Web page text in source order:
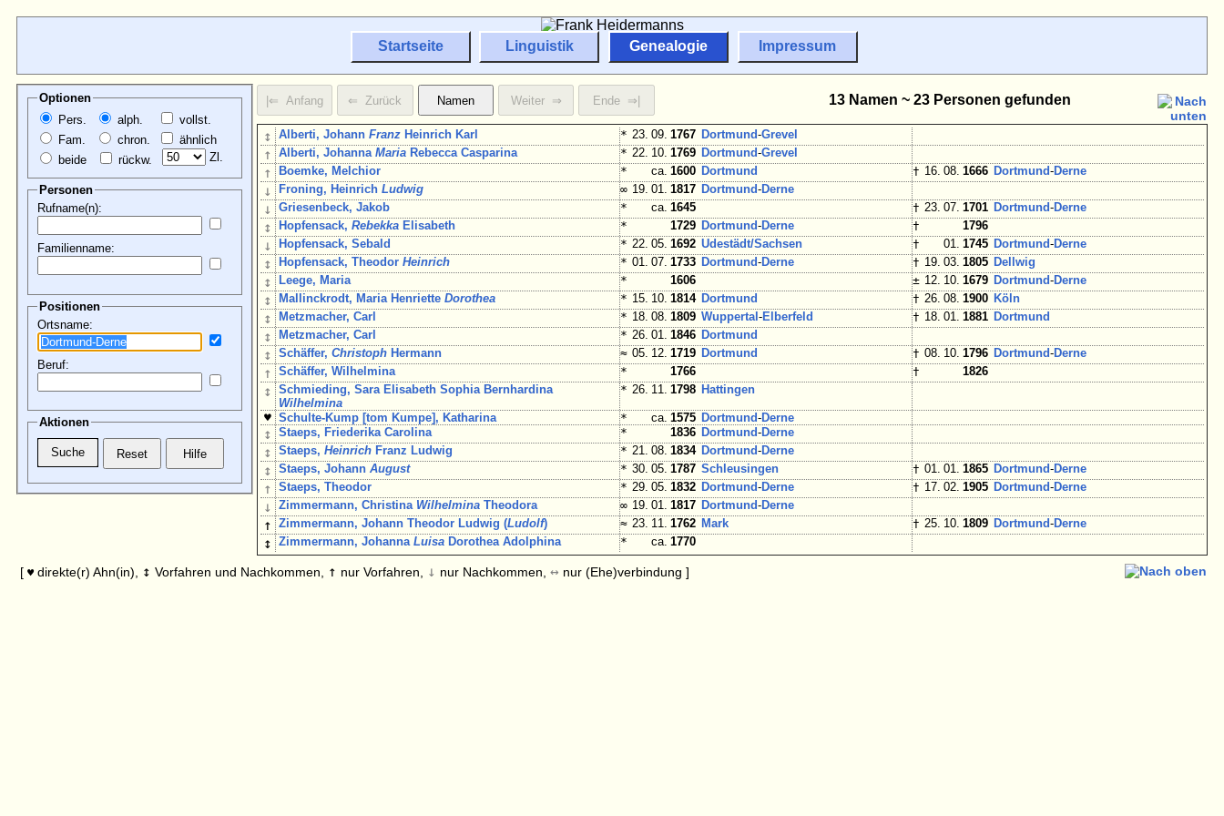
Startseite Linguistik Genealogie Impressum
Optionen
Pers.
Fam.
beide
alph.
chron.
rückw.
vollst.
ähnlich
Zl.
Personen
Rufname(n):
Familienname:
Positionen
Ortsname:
Beruf:
Aktionen
13 Namen ~ 23 Personen gefunden
↕ Alberti, JohannFranz Heinrich Karl * 23. 09. 1767 Dortmund-Grevel
↑ Alberti, JohannaMaria Rebecca Casparina * 22. 10. 1769 Dortmund-Grevel
↑ Boemke, Melchior * ca. 1600 Dortmund † 16. 08. 1666 Dortmund-Derne
↓ Froning, HeinrichLudwig ∞ 19. 01. 1817 Dortmund-Derne
↓ Griesenbeck, Jakob * ca. 1645 † 23. 07. 1701 Dortmund-Derne
↕ Hopfensack,Rebekka Elisabeth * 1729 Dortmund-Derne † 1796
↓ Hopfensack, Sebald * 22. 05. 1692 Udestädt/Sachsen † 01. 1745 Dortmund-Derne
↕ Hopfensack, TheodorHeinrich * 01. 07. 1733 Dortmund-Derne † 19. 03. 1805 Dellwig
↕ Leege, Maria * 1606 ± 12. 10. 1679 Dortmund-Derne
↕ Mallinckrodt, Maria HenrietteDorothea * 15. 10. 1814 Dortmund † 26. 08. 1900 Köln
↕ Metzmacher, Carl * 18. 08. 1809 Wuppertal-Elberfeld † 18. 01. 1881 Dortmund
↕ Metzmacher, Carl * 26. 01. 1846 Dortmund
↕ Schäffer,Christoph Hermann ≈ 05. 12. 1719 Dortmund † 08. 10. 1796 Dortmund-Derne
↑ Schäffer, Wilhelmina * 1766 † 1826
↕
Schmieding, Sara Elisabeth Sophia Bernhardina
Wilhelmina
* 26. 11. 1798 Hattingen
♥ Schulte-Kump [tom Kumpe], Katharina * ca. 1575 Dortmund-Derne
↕ Staeps, Friederika Carolina * 1836 Dortmund-Derne
↕ Staeps,Heinrich Franz Ludwig * 21. 08. 1834 Dortmund-Derne
↕ Staeps, JohannAugust * 30. 05. 1787 Schleusingen † 01. 01. 1865 Dortmund-Derne
↑ Staeps, Theodor * 29. 05. 1832 Dortmund-Derne † 17. 02. 1905 Dortmund-Derne
↓ Zimmermann, Christina Wilhelmina Theodora ∞ 19. 01. 1817 Dortmund-Derne
↑ Zimmermann, Johann Theodor Ludwig (Ludolf) ≈ 23. 11. 1762 Mark † 25. 10. 1809 Dortmund-Derne
↕ Zimmermann, JohannaLuisa Dorothea Adolphina * ca. 1770
[ ♥ direkte(r) Ahn(in), ↕ Vorfahren und Nachkommen, ↑ nur Vorfahren, ↓ nur Nachkommen, ↔ nur (Ehe)verbindung ]